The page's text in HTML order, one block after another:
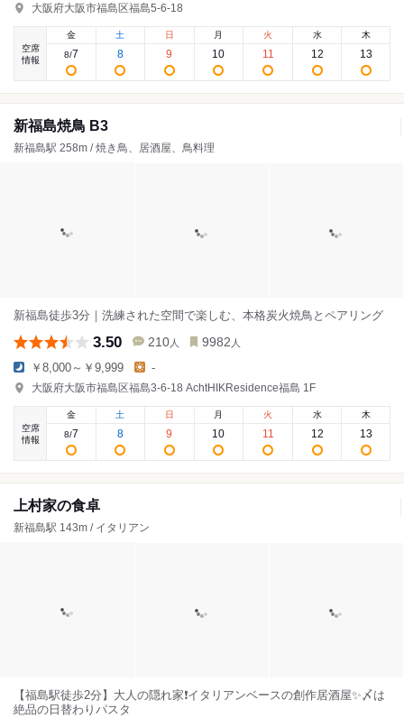
大阪府大阪市福島区福島5-6-18
空席
情報
金
8/7
土
8
日
9
月
10
火
11
水
12
木
13
新福島焼鳥 B3
新福島駅 258m / 焼き鳥、居酒屋、鳥料理
新福島徒歩3分｜洗練された空間で楽しむ、本格炭火焼鳥とペアリング
3.50 210 人 9982 人
￥8,000～￥9,999 -
大阪府大阪市福島区福島3-6-18 AchtHIKResidence福島 1F
空席
情報
金
8/7
土
8
日
9
月
10
火
11
水
12
木
13
上村家の食卓
新福島駅 143m / イタリアン
【福島駅徒歩2分】大人の隠れ家❗️イタリアンベースの創作居酒屋✨〆は
絶品の日替わりパスタ